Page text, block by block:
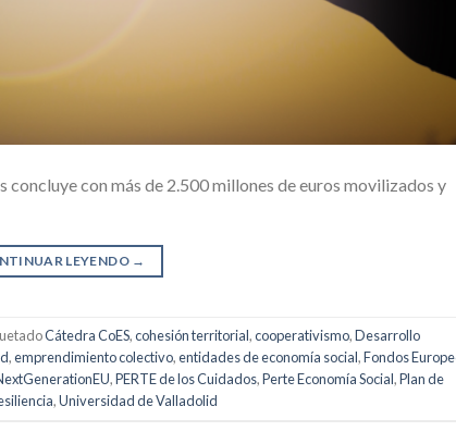
concluye con más de 2.500 millones de euros movilizados y
LEYENDO →
Cátedra CoES,cohesión territorial,cooperativismo,Desarrollo
,emprendimiento colectivo,entidades de economía social,Fondos
,PERTE de los Cuidados,Perte Economía Social,Plan de
,Universidad de Valladolid